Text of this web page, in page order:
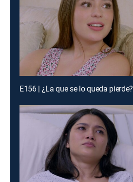
E156 | ¿La que se lo queda pierde?